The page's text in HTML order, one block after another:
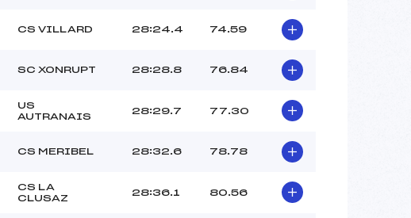
CS VILLARD 28:24.4 74.59
SC XONRUPT 28:28.8 76.84
US
AUTRANAIS
28:29.7 77.30
CS MERIBEL 28:32.6 78.78
CS LA
CLUSAZ
28:36.1 80.56